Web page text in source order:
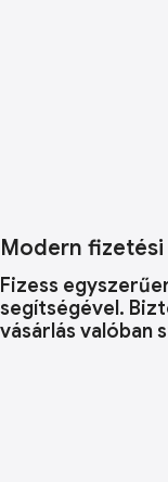
Modern
Fizess
segítségével.
vásárlás valóban